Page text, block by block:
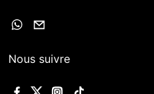
Nous suivre